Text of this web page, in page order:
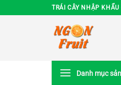
đến
TRÁI CÂY NHẬP KHẨU
Danh mục